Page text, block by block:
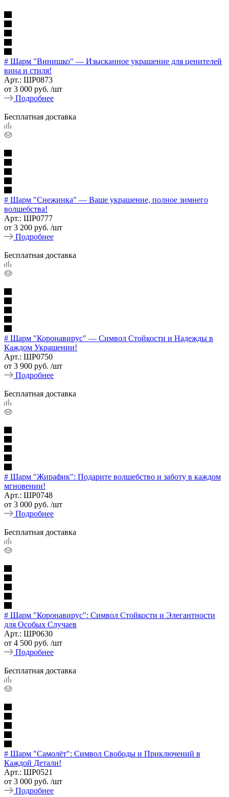
# Шарм "Винишко" — Изысканное украшение для ценителей
вина и стиля!
Арт.: ШР0873
от 3 000 руб. /шт
Подробнее
Бесплатная доставка
# Шарм "Снежинка" — Ваше украшение, полное зимнего
волшебства!
Арт.: ШР0777
от 3 200 руб. /шт
Подробнее
Бесплатная доставка
# Шарм "Коронавирус" — Символ Стойкости и Надежды в
Каждом Украшении!
Арт.: ШР0750
от 3 900 руб. /шт
Подробнее
Бесплатная доставка
# Шарм "Жирафик": Подарите волшебство и заботу в каждом
мгновении!
Арт.: ШР0748
от 3 000 руб. /шт
Подробнее
Бесплатная доставка
# Шарм "Коронавирус": Символ Стойкости и Элегантности
для Особых Случаев
Арт.: ШР0630
от 4 500 руб. /шт
Подробнее
Бесплатная доставка
# Шарм "Самолёт": Символ Свободы и Приключений в
Каждой Детали!
Арт.: ШР0521
от 3 000 руб. /шт
Подробнее